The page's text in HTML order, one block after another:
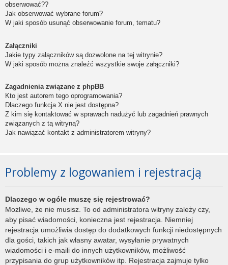
obserwować??
Jak obserwować wybrane forum?
W jaki sposób usunąć obserwowanie forum, tematu?
Załączniki
Jakie typy załączników są dozwolone na tej witrynie?
W jaki sposób można znaleźć wszystkie swoje załączniki?
Zagadnienia związane z phpBB
Kto jest autorem tego oprogramowania?
Dlaczego funkcja X nie jest dostępna?
Z kim się kontaktować w sprawach nadużyć lub zagadnień prawnych
związanych z tą witryną?
Jak nawiązać kontakt z administratorem witryny?
Problemy z logowaniem i rejestracją
Dlaczego w ogóle muszę się rejestrować?
Możliwe, że nie musisz. To od administratora witryny zależy czy,
aby pisać wiadomości, konieczna jest rejestracja. Niemniej
rejestracja umożliwia dostęp do dodatkowych funkcji niedostępnych
dla gości, takich jak własny awatar, wysyłanie prywatnych
wiadomości i e-maili do innych użytkowników, możliwość
przypisania do grup użytkowników itp. Rejestracja zajmuje tylko